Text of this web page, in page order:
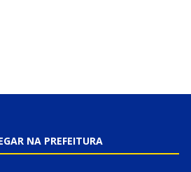
NA PREFEITURA